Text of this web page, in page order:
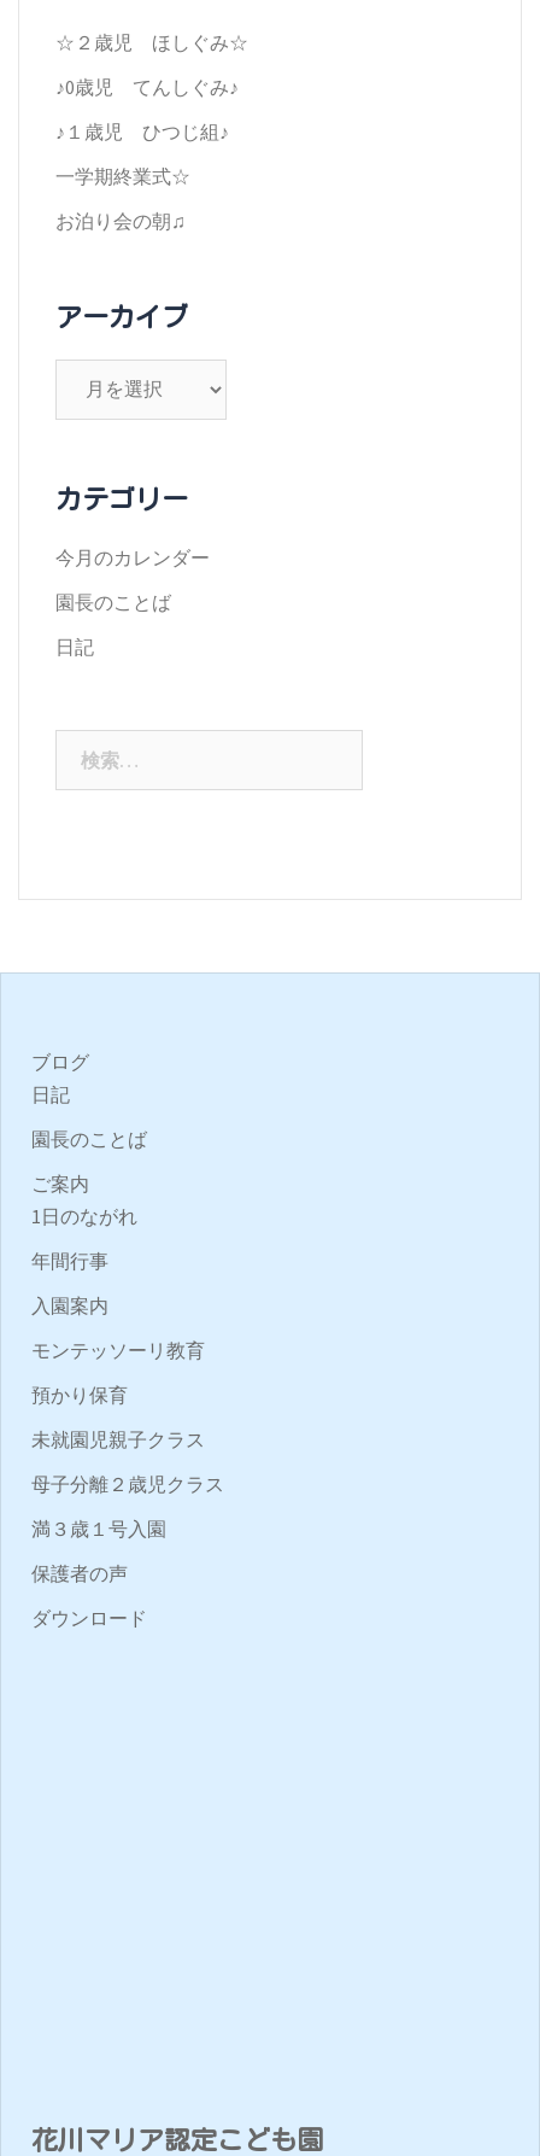
ョ
ン
☆２歳児 ほしぐみ☆
♪0歳児 てんしぐみ♪
♪１歳児 ひつじ組♪
一学期終業式☆
お泊り会の朝♫
アーカイブ
ブ
カテゴリー
今月のカレンダー
園長のことば
日記
ブログ
日記
園長のことば
ご案内
1日のながれ
年間行事
入園案内
モンテッソーリ教育
預かり保育
未就園児親子クラス
母子分離２歳児クラス
満３歳１号入園
保護者の声
ダウンロード
花川マリア認定こども園